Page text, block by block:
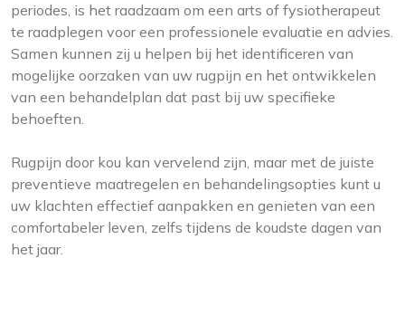
periodes, is het raadzaam om een arts of fysiotherapeut
te raadplegen voor een professionele evaluatie en advies.
Samen kunnen zij u helpen bij het identificeren van
mogelijke oorzaken van uw rugpijn en het ontwikkelen
van een behandelplan dat past bij uw specifieke
behoeften.
Rugpijn door kou kan vervelend zijn, maar met de juiste
preventieve maatregelen en behandelingsopties kunt u
uw klachten effectief aanpakken en genieten van een
comfortabeler leven, zelfs tijdens de koudste dagen van
het jaar.